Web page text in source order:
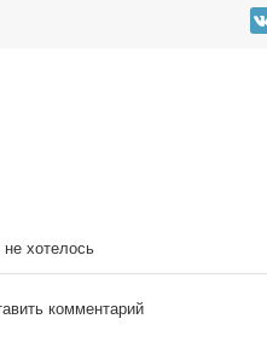
хотелось
комментарий